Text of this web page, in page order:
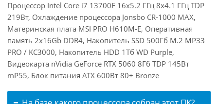
Процессор Intel Core i7 13700F 16x5.2 ГГц 8x4.1 ГГц TDP
219Вт, Охлаждение процессора Jonsbo CR-1000 MAX,
Материнская плата MSI PRO H610M-E, Оперативная
память 2x16Gb DDR4, Накопитель SSD 500Гб M.2 MP33
PRO / KC3000, Накопитель HDD 1Тб WD Purple,
Видеокарта nVidia GeForce RTX 5060 8Гб TDP 145Вт
mP55, Блок питания ATX 600Вт 80+ Bronze